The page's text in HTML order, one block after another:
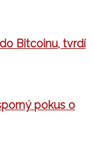
Bitcoinu, tvrdí
pokus o